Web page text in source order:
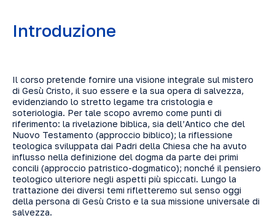
Introduzione
Il corso pretende fornire una visione integrale sul mistero
di Gesù Cristo, il suo essere e la sua opera di salvezza,
evidenziando lo stretto legame tra cristologia e
soteriologia. Per tale scopo avremo come punti di
riferimento: la rivelazione biblica, sia dell’Antico che del
Nuovo Testamento (approccio biblico); la riflessione
teologica sviluppata dai Padri della Chiesa che ha avuto
influsso nella definizione del dogma da parte dei primi
concili (approccio patristico-dogmatico); nonché il pensiero
teologico ulteriore negli aspetti più spiccati. Lungo la
trattazione dei diversi temi rifletteremo sul senso oggi
della persona di Gesù Cristo e la sua missione universale di
salvezza.